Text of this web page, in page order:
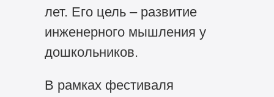
лет. Его цель – развитие
инженерного мышления у
дошкольников.
В рамках фестиваля